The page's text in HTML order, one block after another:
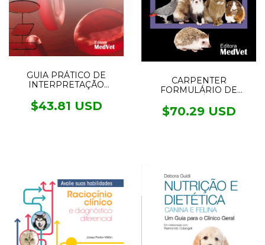
GUIA PRÁTICO DE
INTERPRETAÇÃO
DIAGNÓSTICO
DIFERENCIAL DE
$43.81 USD
CARPENTER
FORMULÁRIO DE
edição
$70.29 USD